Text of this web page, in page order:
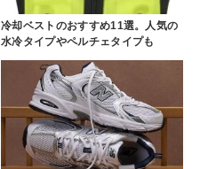
冷却ベストのおすすめ11選。人気の
水冷タイプやペルチェタイプも